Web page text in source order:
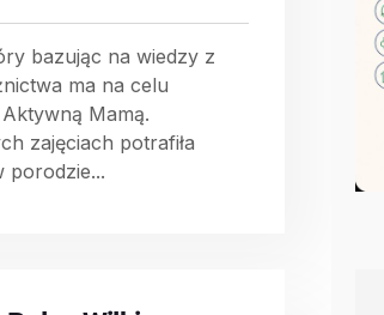
bazując na wiedzy z
ma na celu
Mamą.
zajęciach potrafiła
porodzie...